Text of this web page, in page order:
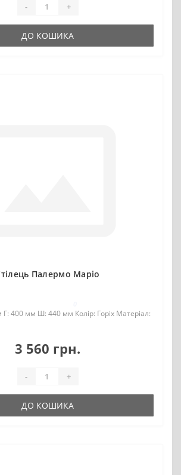
- +
ДО КОШИКА
Палермо Маріо
Г: 400 мм Ш: 440 мм Колір: Горіх Матеріал:
3 560 грн.
- +
ДО КОШИКА